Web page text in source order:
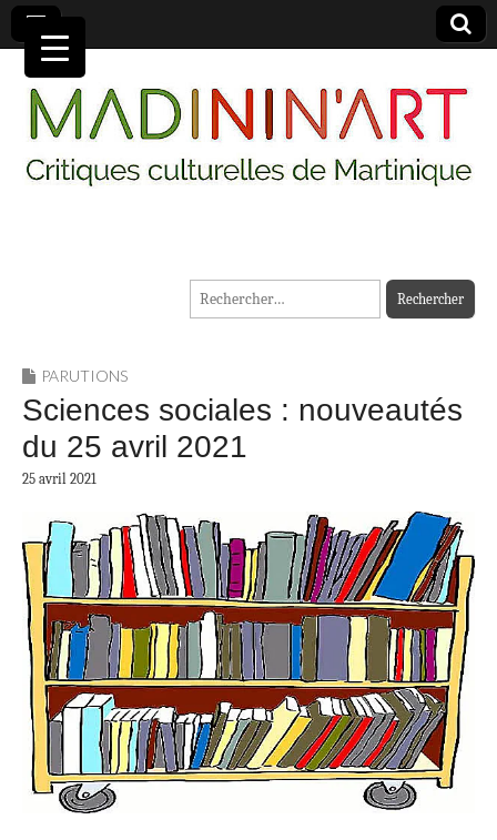
MADININ'ART
Rechercher :
PARUTIONS
Sciences sociales : nouveautés
du 25 avril 2021
25 avril 2021